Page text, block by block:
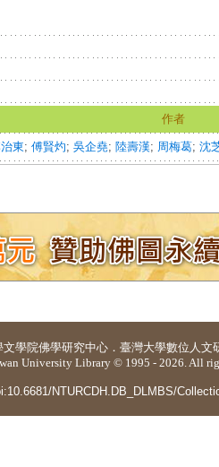
作者
東; 傅賢灼; 吳企堯; 陸壽漢; 周梅葛; 沈
文學院佛學研究中心 ． 臺灣大學數位人文
University Library © 1995 - 2026. All
NTURCDH.DB_DLMBS/